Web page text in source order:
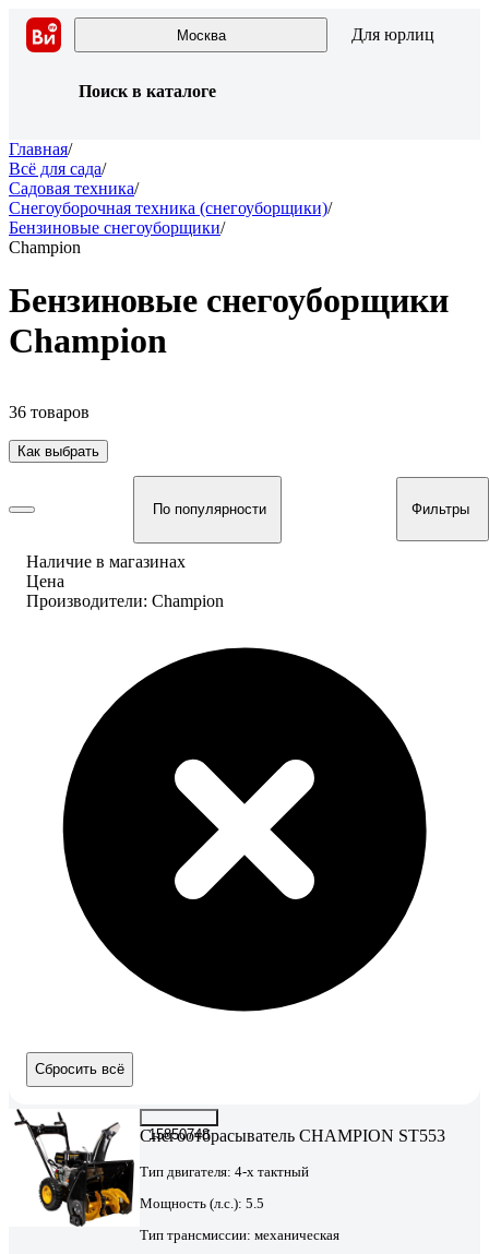
Москва Для юрлиц
Поиск в каталоге
Главная/
Всё для сада/
Садовая техника/
Снегоуборочная техника (снегоуборщики)/
Бензиновые снегоуборщики/
Champion
Бензиновые снегоуборщики
Champion
36 товаров
Как выбрать
По популярности Фильтры
Наличие в магазинах
Цена
Производители: Champion
Сбросить всё
15850748
Снегоотбрасыватель CHAMPION ST553
Тип двигателя: 4-х тактный
Мощность (л.с.): 5.5
Тип трансмиссии: механическая